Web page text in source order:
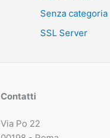
Senza categoria
SSL Server
Contatti
Via Po 22